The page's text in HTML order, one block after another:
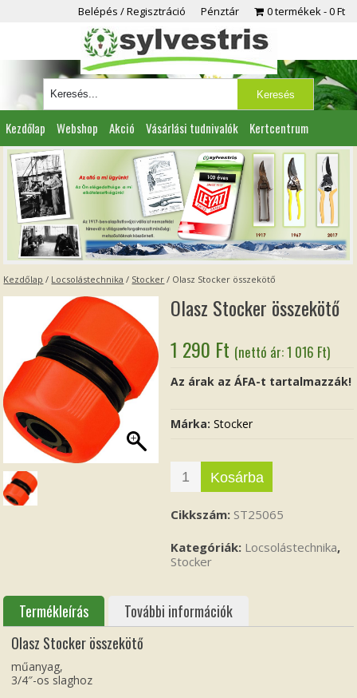
Belépés / Regisztráció Pénztár 0 termékek 0 Ft
Kezdőlap Webshop Akció Vásárlási tudnivalók Kertcentrum
Viszonteladóknak Partnereink Kapcsolat
Kezdőlap / Locsolástechnika / Stocker / Olasz Stocker összekötő
Olasz Stocker összekötő
1 290 Ft (nettó ár:1 016 Ft)
Az árak az ÁFA-t tartalmazzák!
Márka:Stocker
Kosárba
Cikkszám: ST25065
Kategóriák: Locsolástechnika,
Stocker
Termékleírás
További információk
Olasz Stocker összekötő
műanyag,
3/4″-os slaghoz